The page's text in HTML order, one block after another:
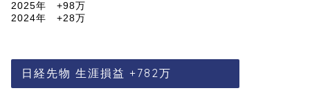
2025年 +98万
2024年 +28万
日経先物 生涯損益 +782万